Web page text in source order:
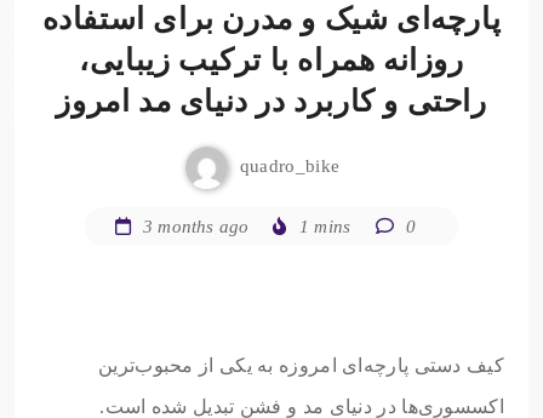
پارچه‌ای شیک و مدرن برای استفاده
روزانه همراه با ترکیب زیبایی،
راحتی و کاربرد در دنیای مد امروز
quadro_bike
3 months ago 1 mins 0
کیف دستی پارچه‌ای امروزه به یکی از محبوب‌ترین
اکسسوری‌ها در دنیای مد و فشن تبدیل شده است.